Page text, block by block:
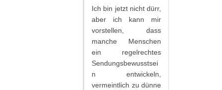
Ich bin jetzt nicht dürr,
aber ich kann mir
vorstellen, dass
manche Menschen
ein regelrechtes
Sendungsbewusstsei
n entwickeln,
vermeintlich zu dünne